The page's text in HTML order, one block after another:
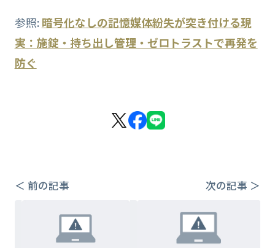
参照: 暗号化なしの記憶媒体紛失が突き付ける現
実：施錠・持ち出し管理・ゼロトラストで再発を
防ぐ
＜ 前の記事 次の記事 ＞